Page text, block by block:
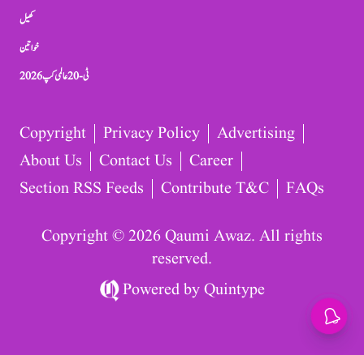
کھیل
خواتین
ٹی-20 عالمی کپ 2026
Copyright Privacy Policy
Advertising
About Us
Contact Us
Career
Section RSS Feeds
Contribute T&C FAQs
Copyright © 2026 Qaumi Awaz. All rights
reserved.
Powered byQuintype